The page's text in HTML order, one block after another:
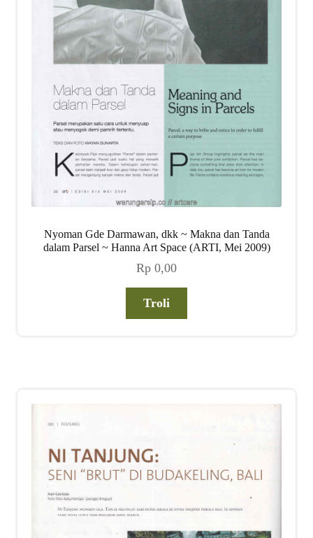
Nyoman Gde Darmawan, dkk ~ Makna dan Tanda
dalam Parsel ~ Hanna Art Space (ARTI, Mei 2009)
Rp 0,00
Troli